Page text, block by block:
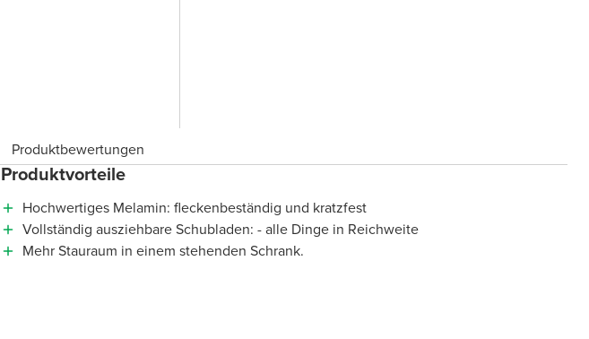
Produktbewertungen
Produktvorteile
Hochwertiges Melamin: fleckenbeständig und kratzfest
Vollständig ausziehbare Schubladen: - alle Dinge in Reichweite
Mehr Stauraum in einem stehenden Schrank.